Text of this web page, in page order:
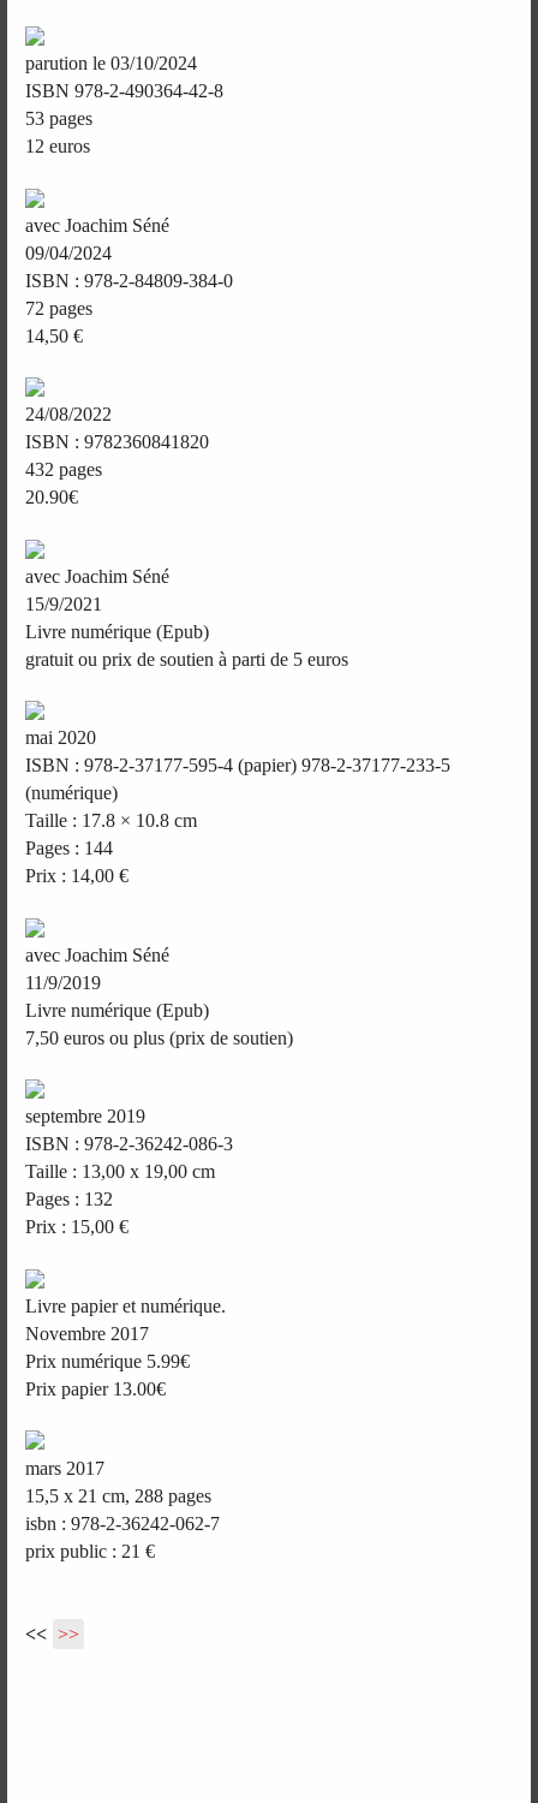
parution le 03/10/2024
ISBN 978-2-490364-42-8
53 pages
12 euros
avec Joachim Séné
09/04/2024
ISBN : 978-2-84809-384-0
72 pages
14,50 €
24/08/2022
ISBN : 9782360841820
432 pages
20.90€
avec Joachim Séné
15/9/2021
Livre numérique (Epub)
gratuit ou prix de soutien à parti de 5 euros
mai 2020
ISBN : 978-2-37177-595-4 (papier) 978-2-37177-233-5
(numérique)
Taille : 17.8 × 10.8 cm
Pages : 144
Prix : 14,00 €
avec Joachim Séné
11/9/2019
Livre numérique (Epub)
7,50 euros ou plus (prix de soutien)
septembre 2019
ISBN : 978-2-36242-086-3
Taille : 13,00 x 19,00 cm
Pages : 132
Prix : 15,00 €
Livre papier et numérique.
Novembre 2017
Prix numérique 5.99€
Prix papier 13.00€
mars 2017
15,5 x 21 cm, 288 pages
isbn : 978-2-36242-062-7
prix public : 21 €
<< >>